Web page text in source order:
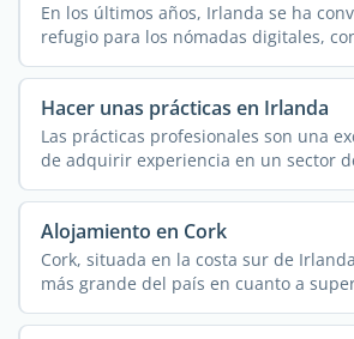
En los últimos años, Irlanda se ha
refugio para los nómadas digitales,
Hacer unas prácticas en Irlanda
Las prácticas profesionales son una
de adquirir experiencia en un sector
...
Alojamiento en Cork
Cork, situada en la costa sur de
más grande del país en cuanto a